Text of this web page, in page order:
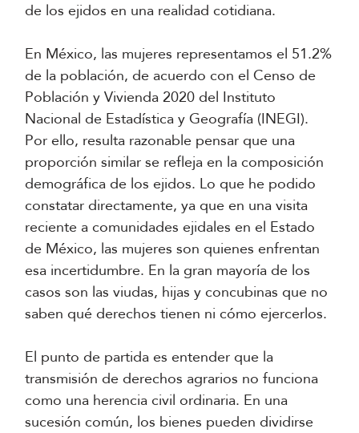
de los ejidos en una realidad cotidiana.
En México, las mujeres representamos el 51.2%
de la población, de acuerdo con el Censo de
Población y Vivienda 2020 del Instituto
Nacional de Estadística y Geografía (INEGI).
Por ello, resulta razonable pensar que una
proporción similar se refleja en la composición
demográfica de los ejidos. Lo que he podido
constatar directamente, ya que en una visita
reciente a comunidades ejidales en el Estado
de México, las mujeres son quienes enfrentan
esa incertidumbre. En la gran mayoría de los
casos son las viudas, hijas y concubinas que no
saben qué derechos tienen ni cómo ejercerlos.
El punto de partida es entender que la
transmisión de derechos agrarios no funciona
como una herencia civil ordinaria. En una
sucesión común, los bienes pueden dividirse